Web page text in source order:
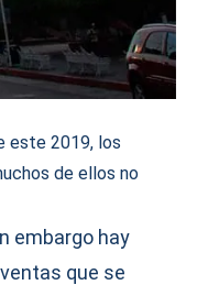
este 2019, los
de ellos no
embargo hay
que se